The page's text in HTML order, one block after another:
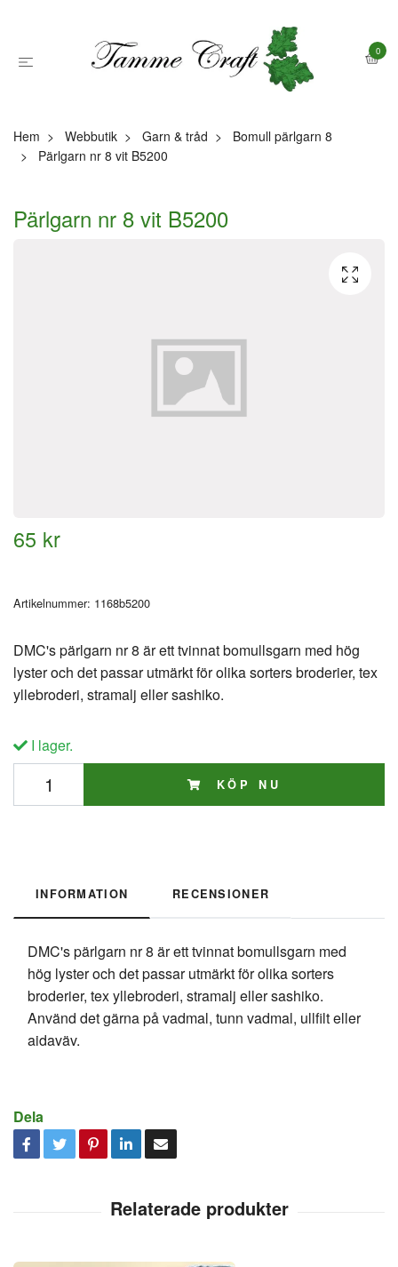
0
Hem Webbutik Garn & tråd
Bomull pärlgarn 8
Pärlgarn nr 8 vit B5200
Pärlgarn nr 8 vit B5200
65 kr
Artikelnummer: 1168b5200
DMC's pärlgarn nr 8 är ett tvinnat bomullsgarn med hög
lyster och det passar utmärkt för olika sorters broderier, tex
yllebroderi, stramalj eller sashiko.
I lager.
KÖP NU
INFORMATION RECENSIONER
DMC's pärlgarn nr 8 är ett tvinnat bomullsgarn med
hög lyster och det passar utmärkt för olika sorters
broderier, tex yllebroderi, stramalj eller sashiko.
Använd det gärna på vadmal, tunn vadmal, ullfilt eller
aidaväv.
Dela